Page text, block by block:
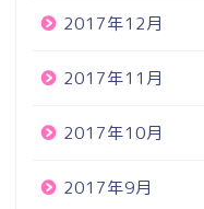
2017年12月
2017年11月
2017年10月
2017年9月